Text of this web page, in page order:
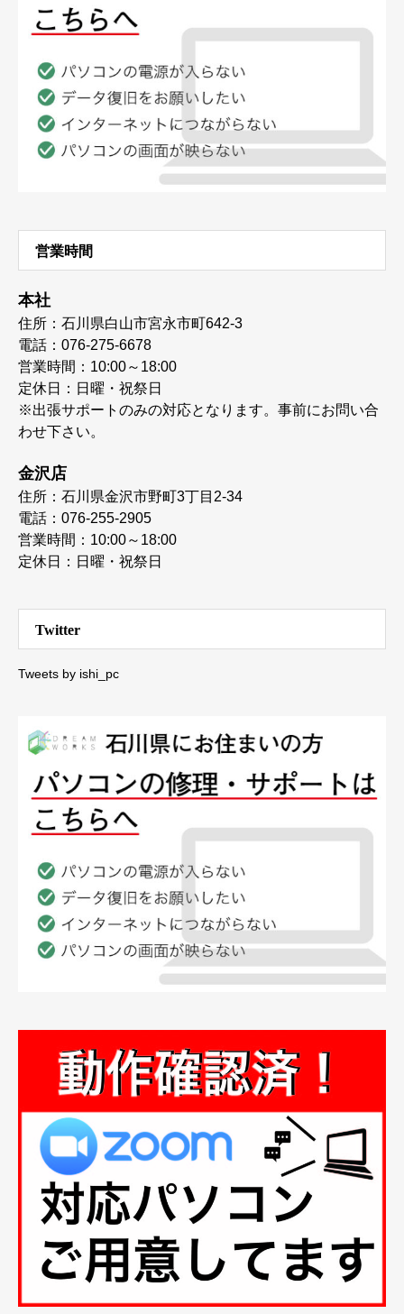
営業時間
本社
住所：石川県白山市宮永市町642-3
電話：076-275-6678
営業時間：10:00～18:00
定休日：日曜・祝祭日
※出張サポートのみの対応となります。事前にお問い合
わせ下さい。
金沢店
住所：石川県金沢市野町3丁目2-34
電話：076-255-2905
営業時間：10:00～18:00
定休日：日曜・祝祭日
Twitter
Tweets by ishi_pc